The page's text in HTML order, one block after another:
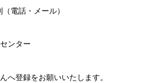
電話・メール）
ンター
登録をお願いいたします。